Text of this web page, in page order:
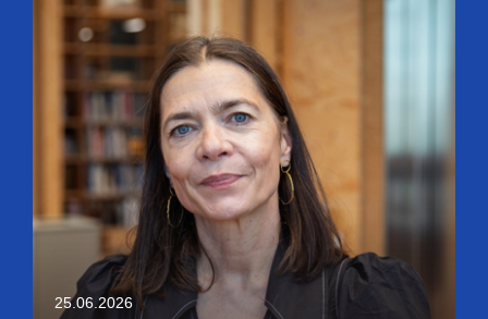
25.06.2026